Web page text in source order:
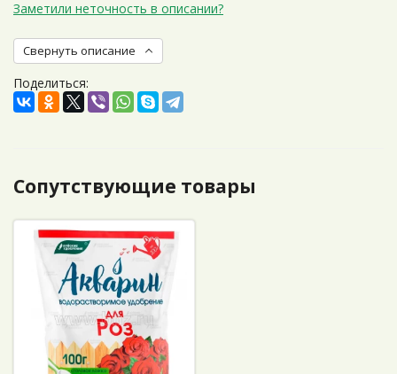
Заметили неточность в описании?
Свернуть описание
Поделиться:
Сопутствующие товары